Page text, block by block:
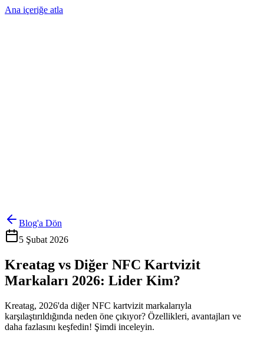
Ana içeriğe atla
Blog'a Dön
5 Şubat 2026
Kreatag vs Diğer NFC Kartvizit
Markaları 2026: Lider Kim?
Kreatag, 2026'da diğer NFC kartvizit markalarıyla
karşılaştırıldığında neden öne çıkıyor? Özellikleri, avantajları ve
daha fazlasını keşfedin! Şimdi inceleyin.